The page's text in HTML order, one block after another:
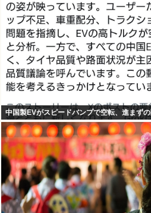
中国製EVがスピードバンプで空転、進まず